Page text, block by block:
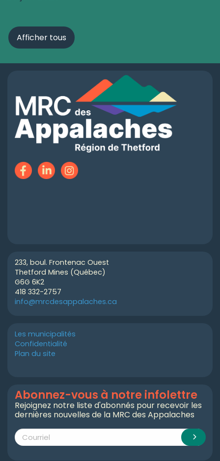
Afficher tous
233, boul. Frontenac Ouest
Thetford Mines (Québec)
G6G 6K2
418 332-2757
info@mrcdesappalaches.ca
Les municipalités
Confidentialité
Plan du site
Abonnez-vous à notre infolettre
Rejoignez notre liste d'abonnés pour recevoir les
dernières nouvelles de la MRC des Appalaches